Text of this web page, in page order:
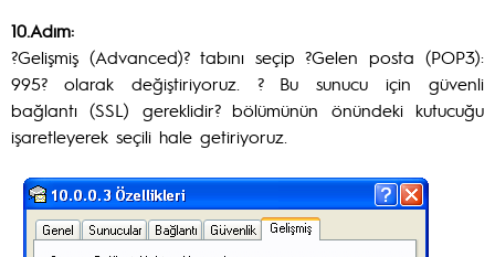
10.Adım:
?Gelişmiş (Advanced)? tabını seçip ?Gelen posta (POP3):
995? olarak değiştiriyoruz. ? Bu sunucu için güvenli
bağlantı (SSL) gereklidir? bölümünün önündeki kutucuğu
işaretleyerek seçili hale getiriyoruz.